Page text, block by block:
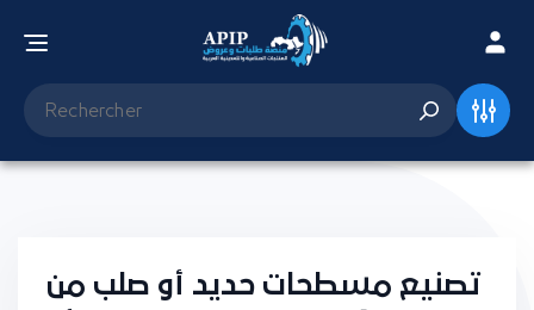
تصنيع مسطحات حديد أو صلب من